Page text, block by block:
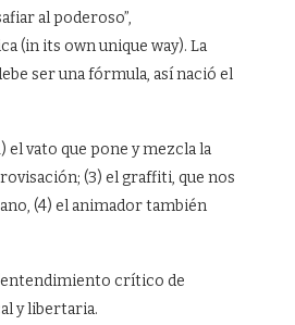
al poderoso”,
(in its own unique way). La
ser una fórmula, así nació el
el vato que pone y mezcla la
(3) el graffiti, que nos
(4) el animador también
crítico de
y libertaria.